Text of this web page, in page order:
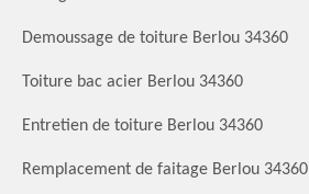
Demoussage de toiture Berlou 34360
Toiture bac acier Berlou 34360
Entretien de toiture Berlou 34360
Remplacement de faitage Berlou 34360